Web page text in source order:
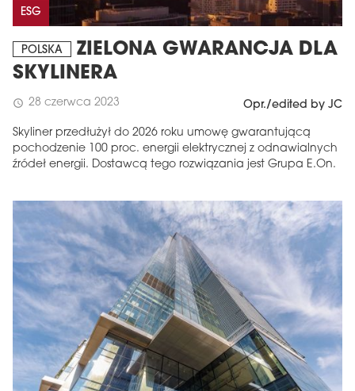
ESG
POLSKA
ZIELONA GWARANCJA DLA
SKYLINERA
schedule 28 czerwca 2023 Opr./edited by JC
Skyliner przedłużył do 2026 roku umowę gwarantującą
pochodzenie 100 proc. energii elektrycznej z odnawialnych
źródeł energii. Dostawcą tego rozwiązania jest Grupa E.On.